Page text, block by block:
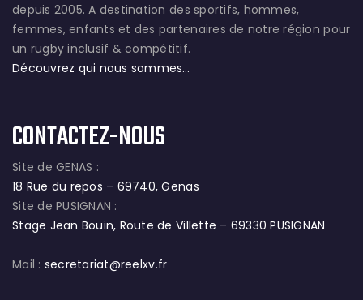
depuis 2005. A destination des sportifs, hommes,
femmes, enfants et des partenaires de notre région pour
un rugby inclusif & compétitif.
Découvrez qui nous sommes…
CONTACTEZ-NOUS
Site de GENAS :
18 Rue du repos – 69740, Genas
Site de PUSIGNAN :
Stage Jean Bouin, Route de Villette – 69330 PUSIGNAN
Mail : secretariat@reelxv.fr